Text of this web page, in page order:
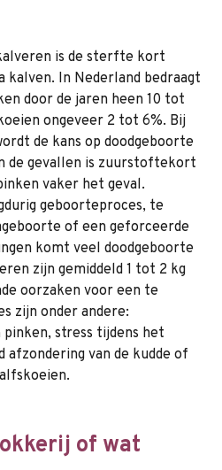
is de sterfte kort
kalven. In Nederland bedraagt
door de jaren heen 10 tot
ongeveer 2 tot 6%. Bij
de kans op doodgeboorte
de gevallen is zuurstoftekort
vaker het geval.
geboorteproces, te
of een geforceerde
komt veel doodgeboorte
zijn gemiddeld 1 tot 2 kg
oorzaken voor een te
zijn onder andere:
stress tijdens het
afzondering van de kudde of
of wat